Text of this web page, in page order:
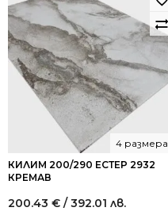
КИЛИМ 200/290 ЕСТЕР 2932
КРЕМАВ
4 размера
200.43 € / 392.01 лв.